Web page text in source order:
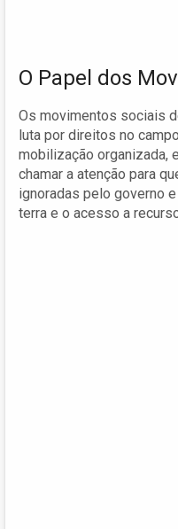
O Papel dos
Os movimentos sociais
luta por direitos no
mobilização organizada,
chamar a atenção para
ignoradas pelo governo
terra e o acesso a